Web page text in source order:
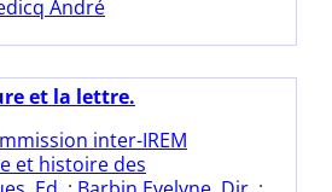
André
et la lettre.
inter-IREM
et histoire des